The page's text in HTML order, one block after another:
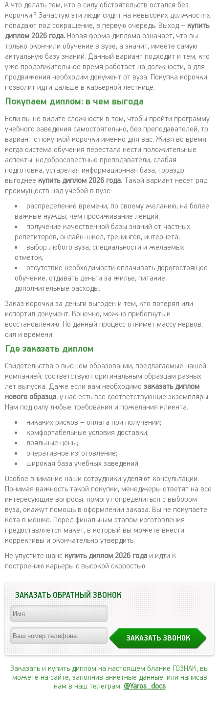
А что делать тем, кто в силу обстоятельств остался без
корочки? Зачастую эти люди сидят на невысоких должностях,
попадают под сокращение, в первую очередь. Выход – купить
диплом 2026 года. Новая форма диплома означает, что вы
только окончили обучение в вузе, а значит, имеете самую
актуальную базу знаний. Данный вариант подходит и тем, кто
уже продолжительное время работает на должности, а для
продвижения необходим документ от вуза. Покупка корочки
позволит идти дальше в карьерной лестнице.
Покупаем диплом: в чем выгода
Если вы не видите сложности в том, чтобы пройти программу
учебного заведения самостоятельно, без преподавателей, то
вариант с покупкой корочки именно для вас. Живя во время,
когда система обучения перестала нести положительные
аспекты: недобросовестные преподаватели, слабая
подготовка, устарелая информационная база, гораздо
выгоднее купить диплом 2026 года. Такой вариант несет ряд
преимуществ над учебой в вузе:
распределение времени, по своему желанию, на более
важные нужды, чем просиживание лекций;
получение качественной базы знаний от частных
репетиторов, онлайн-школ, тренингов, интернета;
выбор любого вуза, специальности и желаемых
отметок;
отсутствие необходимости оплачивать дорогостоящее
обучение, отдавать деньги за жилье, питание,
дополнительные расходы.
Заказ корочки за деньги выгоден и тем, кто потерял или
испортил документ. Конечно, можно прибегнуть к
восстановлению. Но данный процесс отнимет массу нервов,
сил и времени.
Где заказать диплом
Свидетельства о высшем образовании, предлагаемые нашей
компанией, соответствуют оригинальным образцам разных
лет выпуска. Даже если вам необходимо заказать диплом
нового образца, у нас есть все соответствующие экземпляры.
Нам под силу любые требования и пожелания клиента.
никаких рисков – оплата при получении;
комфортабельные условия доставки;
лояльные цены;
оперативное изготовление;
широкая база учебных заведений.
Особое внимание наши сотрудники уделяют консультации.
Понимая важность такой покупки, менеджеры ответят на все
интересующие вопросы, помогут определиться с выбором
вуза, окажут помощь в оформлении заказа. Вы не покупаете
кота в мешке. Перед финальным этапом изготовления
предоставляется макет, в который вы можете внести
коррективы и окончательно утвердить.
Не упустите шанс купить диплом 2026 года и идти к
построению карьеры с высокой скоростью.
ЗАКАЗАТЬ ОБРАТНЫЙ ЗВОНОК
Заказать и купить диплом на настоящем бланке ГОЗНАК, вы
можете на сайте, заполнив анкетные данные, или написав
нам в наш телеграм: @Yaros_docs